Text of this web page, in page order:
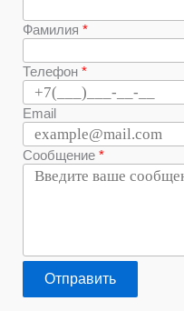
Фамилия
Телефон
Email
Сообщение
Отправить